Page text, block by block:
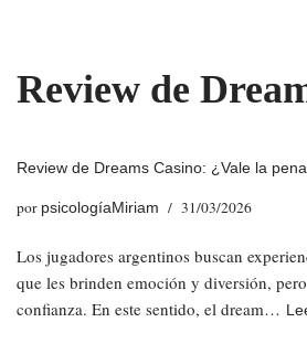
al
contenido
Review de
Review de Dreams Casino: ¿Vale la
por psicologíaMiriam 31/03/2026
Los jugadores argentinos buscan
que les brinden emoción y diversión,
confianza. En este sentido, el dream…